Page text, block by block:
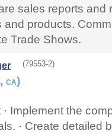
sales reports and
and products.
Trade Shows.
(79553-2)
CA)
Implement the
· Create detailed